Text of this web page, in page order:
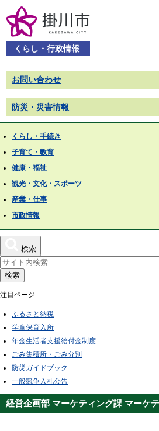
くらし・行政情報
お問い合わせ
防災・災害情報
くらし・手続き
子育て・教育
健康・福祉
観光・文化・スポーツ
産業・仕事
市政情報
検索
検索
注目ページ
ふるさと納税
学童保育入所
年金生活者支援給付金制度
ごみ集積所・ごみ分別
防災ガイドブック
一般競争入札公告
経営企画部 マーケティング課 マーケ